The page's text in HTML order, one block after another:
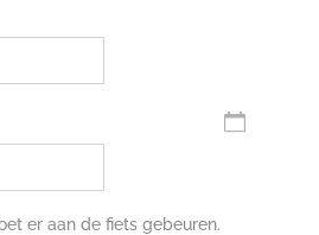
er aan de fiets gebeuren.